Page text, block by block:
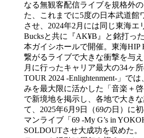
なる無観客配信ライブを規格外
た、これまでに5度の日本武道館
させ、2024年2月には同じ東海エ
Bucksと共に『AK¥B』と銘打っ
本ガイシホールで開催。東海HIP
繋がるライブで大きな衝撃を与
月に行ったキャリア最大の34ヶ
TOUR 2024 -Enlightenment-」で
みを最大限に活かした「音楽＋
で新境地を掲示し、各地で大き
て、2025年6月9日（69の日）に
マンライブ「69 -My G’s in
SOLDOUTさせ大成功を収めた。